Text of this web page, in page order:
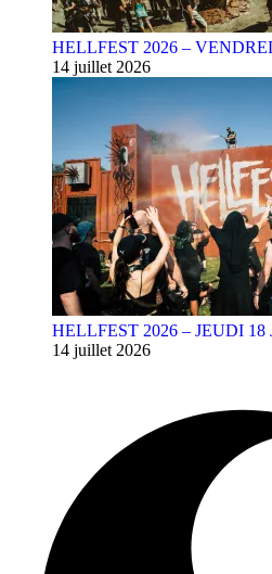
HELLFEST 2026 –
14 juillet 2026
HELLFEST 2026 – JEUDI
14 juillet 2026